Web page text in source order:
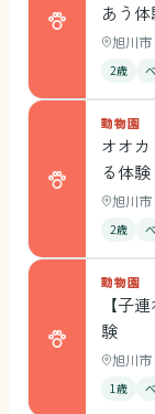
あう
旭川市
2歳
動物園
オオ
る体験
旭川市
2歳
動物園
【子
験
旭川市
1歳